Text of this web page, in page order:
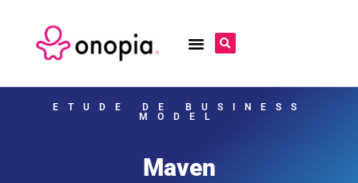
ETUDE DE BUSINESS
MODEL
Maven